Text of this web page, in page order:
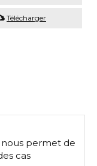
Télécharger
permet de
cas